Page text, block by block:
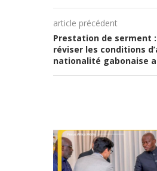
article précédent
Prestation de serment
réviser les conditions
nationalité gabonaise